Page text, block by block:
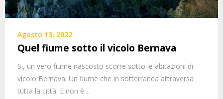
Agosto 13, 2022
Quel fiume sotto il vicolo Bernava
Si, un vero fiume nascosto scorre sotto le abitazioni di
vicolo Bernava. Un fiume che in sotterranea attraversa
tutta la città. E non è…